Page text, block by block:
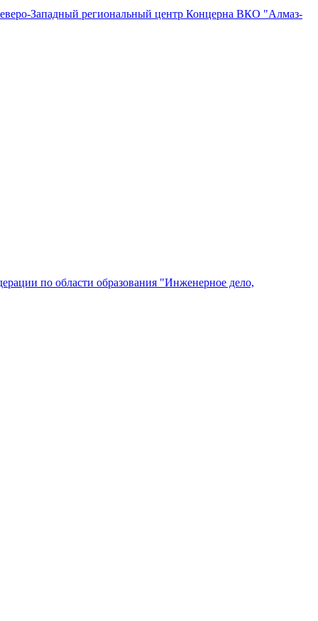
Западный региональный центр Концерна ВКО "Алмаз-
по области образования "Инженерное дело,